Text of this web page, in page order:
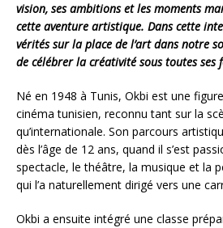
vision, ses ambitions et les moments
cette aventure artistique. Dans cette
vérités sur la place de l’art dans notre
de célébrer la créativité sous toutes ses
Né en 1948 à Tunis, Okbi est une
cinéma tunisien, reconnu tant sur la
qu’internationale. Son parcours
dès l’âge de 12 ans, quand il s’est
spectacle, le théâtre, la musique et la
qui l’a naturellement dirigé vers une
Okbi a ensuite intégré une classe